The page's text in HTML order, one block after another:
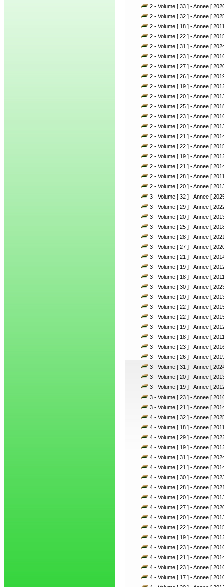
2 - Volume [ 33 ] - Annee [
2 - Volume [ 32 ] - Annee [
2 - Volume [ 18 ] - Annee [
2 - Volume [ 22 ] - Annee [
2 - Volume [ 31 ] - Annee [
2 - Volume [ 23 ] - Annee [
2 - Volume [ 27 ] - Annee [
2 - Volume [ 26 ] - Annee [
2 - Volume [ 19 ] - Annee [
2 - Volume [ 20 ] - Annee [
2 - Volume [ 25 ] - Annee [
2 - Volume [ 23 ] - Annee [
2 - Volume [ 20 ] - Annee [
2 - Volume [ 21 ] - Annee [
2 - Volume [ 22 ] - Annee [
2 - Volume [ 19 ] - Annee [
2 - Volume [ 21 ] - Annee [
2 - Volume [ 28 ] - Annee [
2 - Volume [ 20 ] - Annee [
3 - Volume [ 32 ] - Annee [
3 - Volume [ 29 ] - Annee [
3 - Volume [ 20 ] - Annee [
3 - Volume [ 25 ] - Annee [
3 - Volume [ 28 ] - Annee [
3 - Volume [ 27 ] - Annee [
3 - Volume [ 21 ] - Annee [
3 - Volume [ 19 ] - Annee [
3 - Volume [ 18 ] - Annee [
3 - Volume [ 30 ] - Annee [
3 - Volume [ 20 ] - Annee [
3 - Volume [ 22 ] - Annee [
3 - Volume [ 22 ] - Annee [
3 - Volume [ 19 ] - Annee [
3 - Volume [ 18 ] - Annee [
3 - Volume [ 23 ] - Annee [
3 - Volume [ 26 ] - Annee [
3 - Volume [ 31 ] - Annee [
3 - Volume [ 20 ] - Annee [
3 - Volume [ 19 ] - Annee [
3 - Volume [ 23 ] - Annee [
3 - Volume [ 21 ] - Annee [
4 - Volume [ 32 ] - Annee [
4 - Volume [ 18 ] - Annee [
4 - Volume [ 29 ] - Annee [
4 - Volume [ 19 ] - Annee [
4 - Volume [ 31 ] - Annee [
4 - Volume [ 21 ] - Annee [
4 - Volume [ 30 ] - Annee [
4 - Volume [ 28 ] - Annee [
4 - Volume [ 20 ] - Annee [
4 - Volume [ 27 ] - Annee [
4 - Volume [ 20 ] - Annee [
4 - Volume [ 22 ] - Annee [
4 - Volume [ 19 ] - Annee [
4 - Volume [ 23 ] - Annee [
4 - Volume [ 21 ] - Annee [
4 - Volume [ 23 ] - Annee [
4 - Volume [ 17 ] - Annee [